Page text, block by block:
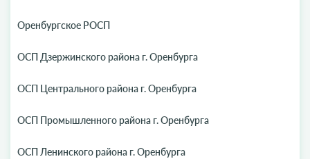
Оренбургское РОСП
ОСП Дзержинского района г. Оренбурга
ОСП Центрального района г. Оренбурга
ОСП Промышленного района г. Оренбурга
ОСП Ленинского района г. Оренбурга